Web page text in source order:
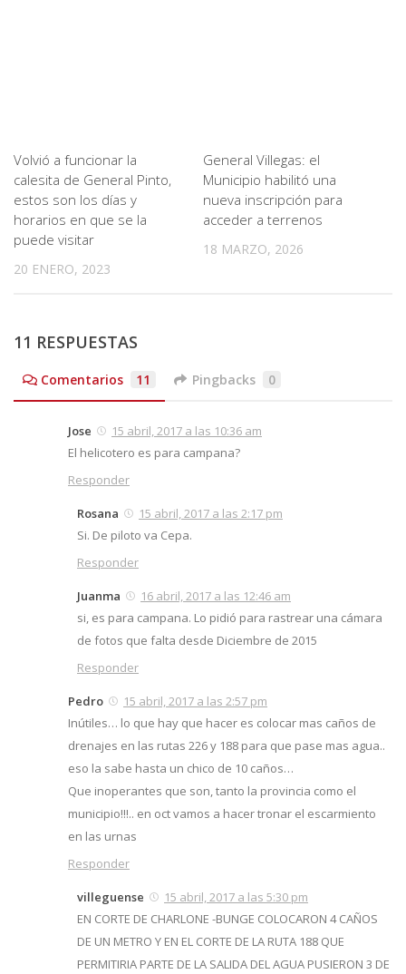
Volvió a funcionar la
calesita de General Pinto,
estos son los días y
horarios en que se la
puede visitar
20 ENERO, 2023
General Villegas: el
Municipio habilitó una
nueva inscripción para
acceder a terrenos
18 MARZO, 2026
11 RESPUESTAS
Comentarios 11 Pingbacks 0
Jose
15 abril, 2017 a las 10:36 am
El helicotero es para campana?
Responder
Rosana
15 abril, 2017 a las 2:17 pm
Si. De piloto va Cepa.
Responder
Juanma
16 abril, 2017 a las 12:46 am
si, es para campana. Lo pidió para rastrear una cámara
de fotos que falta desde Diciembre de 2015
Responder
Pedro
15 abril, 2017 a las 2:57 pm
Inútiles… lo que hay que hacer es colocar mas caños de
drenajes en las rutas 226 y 188 para que pase mas agua..
eso la sabe hasta un chico de 10 caños…
Que inoperantes que son, tanto la provincia como el
municipio!!!.. en oct vamos a hacer tronar el escarmiento
en las urnas
Responder
villeguense
15 abril, 2017 a las 5:30 pm
EN CORTE DE CHARLONE -BUNGE COLOCARON 4 CAÑOS
DE UN METRO Y EN EL CORTE DE LA RUTA 188 QUE
PERMITIRIA PARTE DE LA SALIDA DEL AGUA PUSIERON 3 DE